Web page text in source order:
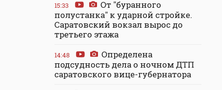
15:33
От "буранного
полустанка" к ударной стройке.
Саратовский вокзал вырос до
третьего этажа
14:48
Определена
подсудность дела о ночном ДТП
саратовского вице-губернатора